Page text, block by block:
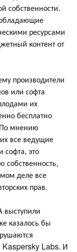
собственности.
ресурсами
контент от
производители
или софта
их
бесплатно
По мнению
все ведущие
это
собственность,
деле все
прав.
выступили
казалось бы
Kaspersky Labs. И